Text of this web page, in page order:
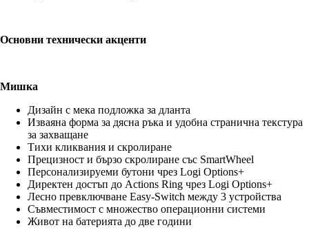
Основни технически акценти
Мишка
Дизайн с мека подложка за дланта
Изваяна форма за дясна ръка и удобна странична текстура
за захващане
Тихи кликвания и скролиране
Прецизност и бързо скролиране със SmartWheel
Персонализируеми бутони чрез Logi Options+
Директен достъп до Actions Ring чрез Logi Options+
Лесно превключване Easy-Switch между 3 устройства
Съвместимост с множество операционни системи
Живот на батерията до две години